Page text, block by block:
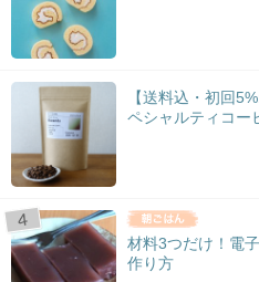
【送料込・初回
ペシャルティコー
材料3つだけ！電
作り方